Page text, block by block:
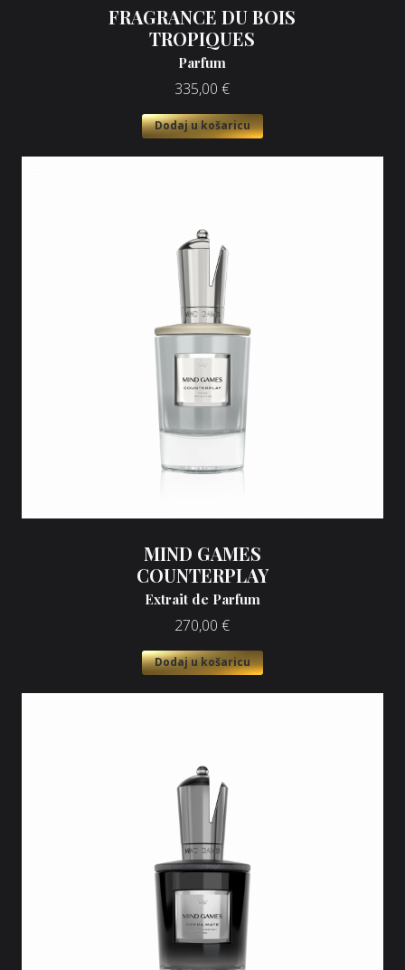
FRAGRANCE DU BOIS
TROPIQUES
Parfum
335,00 €
Dodaj u košaricu
MIND GAMES
COUNTERPLAY
Extrait de Parfum
270,00 €
Dodaj u košaricu